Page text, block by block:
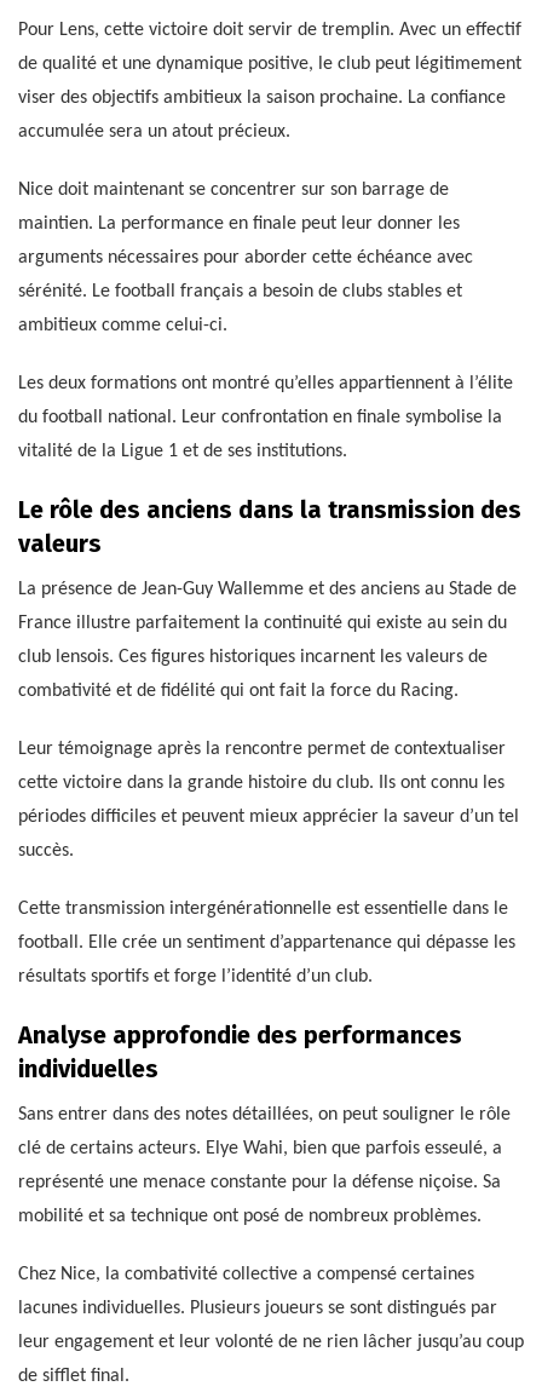
Pour Lens, cette victoire doit servir de tremplin. Avec un effectif
de qualité et une dynamique positive, le club peut légitimement
viser des objectifs ambitieux la saison prochaine. La confiance
accumulée sera un atout précieux.
Nice doit maintenant se concentrer sur son barrage de
maintien. La performance en finale peut leur donner les
arguments nécessaires pour aborder cette échéance avec
sérénité. Le football français a besoin de clubs stables et
ambitieux comme celui-ci.
Les deux formations ont montré qu’elles appartiennent à l’élite
du football national. Leur confrontation en finale symbolise la
vitalité de la Ligue 1 et de ses institutions.
Le rôle des anciens dans la transmission des
valeurs
La présence de Jean-Guy Wallemme et des anciens au Stade de
France illustre parfaitement la continuité qui existe au sein du
club lensois. Ces figures historiques incarnent les valeurs de
combativité et de fidélité qui ont fait la force du Racing.
Leur témoignage après la rencontre permet de contextualiser
cette victoire dans la grande histoire du club. Ils ont connu les
périodes difficiles et peuvent mieux apprécier la saveur d’un tel
succès.
Cette transmission intergénérationnelle est essentielle dans le
football. Elle crée un sentiment d’appartenance qui dépasse les
résultats sportifs et forge l’identité d’un club.
Analyse approfondie des performances
individuelles
Sans entrer dans des notes détaillées, on peut souligner le rôle
clé de certains acteurs. Elye Wahi, bien que parfois esseulé, a
représenté une menace constante pour la défense niçoise. Sa
mobilité et sa technique ont posé de nombreux problèmes.
Chez Nice, la combativité collective a compensé certaines
lacunes individuelles. Plusieurs joueurs se sont distingués par
leur engagement et leur volonté de ne rien lâcher jusqu’au coup
de sifflet final.